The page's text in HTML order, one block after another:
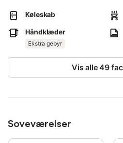
Wi-Fi og aircondition er ikke
Der opkræves et ekstra gebyr for
Lejligheden var oprindeligt et
gården.
Ejendommen tilbyder
Køleskab
Håndklæder
Ekstra gebyr
Vis alle 49
Soveværelser